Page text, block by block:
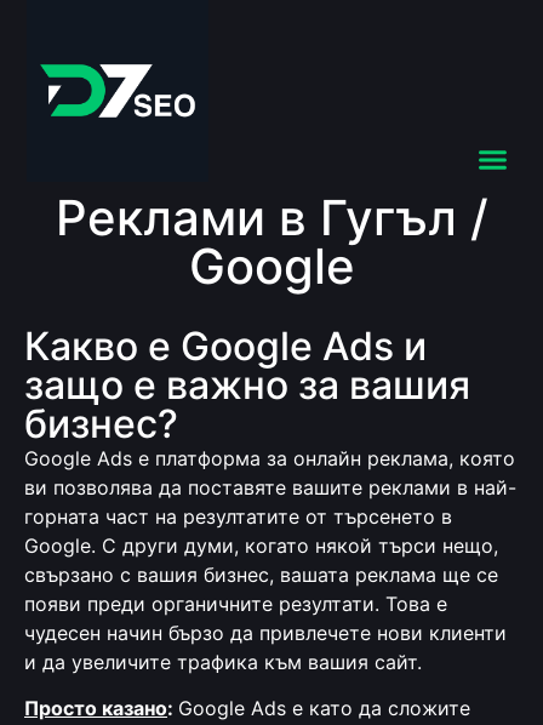
Реклами в Гугъл /
Google
Какво е Google Ads и
защо е важно за вашия
бизнес?
Google Ads е платформа за онлайн реклама, която
ви позволява да поставяте вашите реклами в най-
горната част на резултатите от търсенето в
Google. С други думи, когато някой търси нещо,
свързано с вашия бизнес, вашата реклама ще се
появи преди органичните резултати. Това е
чудесен начин бързо да привлечете нови клиенти
и да увеличите трафика към вашия сайт.
Просто казано: Google Ads е като да сложите